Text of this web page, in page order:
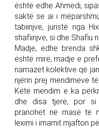
është edhe Ahmedi,
saktë se ai i
tabiinjve, juristë nga
shafiinjve, si dhe Shafiu
Madje, edhe brenda
është mirë, madje e
namazet kolektive që
njërin prej mendimeve
Këtë mendim e ka
dhe disa tjerë, por
pranohet në masë të
leximi i imamit mjafton